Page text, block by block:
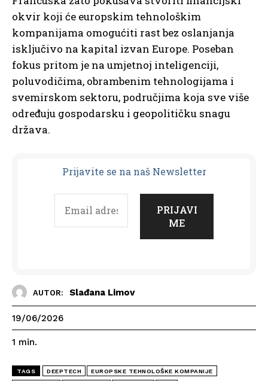
okvir koji će europskim tehnološkim
kompanijama omogućiti rast bez oslanjanja
isključivo na kapital izvan Europe. Poseban
fokus pritom je na umjetnoj inteligenciji,
poluvodičima, obrambenim tehnologijama i
svemirskom sektoru, područjima koja sve više
određuju gospodarsku i geopolitičku snagu
država.
Prijavite se na naš Newsletter
AUTOR: Slađana Limov
19/06/2026
1 min.
TAGS DEEPTECH EUROPSKE TEHNOLOŠKE KOMPANIJE